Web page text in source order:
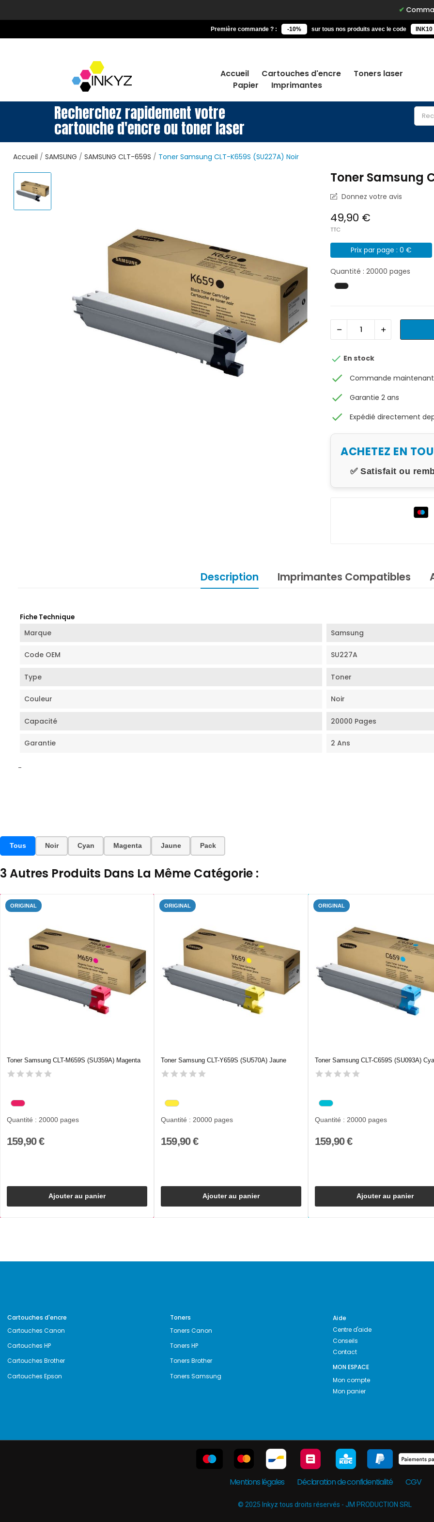
Commandez
Première commande ? : -10% sur tous nos produits avec le code INK10
Accueil Cartouches d'encre
Toners laser
Papier
Imprimantes
Recherchez rapidement votre
cartouche d'encre ou toner laser
Accueil SAMSUNG SAMSUNG CLT-659S Toner Samsung CLT-K659S (SU227A) Noir
Toner Samsung
Donnez votre avis
49,90 €
TTC
Prix par page : 0 €
Quantité : 20000 pages
 En stock
check Commande
check Garantie 2 ans
check Expédié directement
ACHETEZ EN
✅ Satisfait ou
Description Imprimantes Compatibles
Fiche Technique
Marque Samsung
Code OEM SU227A
Type Toner
Couleur Noir
Capacité 20000 Pages
Garantie 2 Ans
-
Tous Noir Cyan Magenta Jaune Pack
3 Autres Produits Dans La Même Catégorie :
ORIGINAL
Toner Samsung CLT-M659S (SU359A) Magenta
Quantité : 20000 pages
159,90 €
Ajouter au panier
ORIGINAL
Toner Samsung CLT-Y659S (SU570A) Jaune
Quantité : 20000 pages
159,90 €
Ajouter au panier
ORIGINAL
Toner Samsung CLT-C659S (SU093A)
Quantité : 20000 pages
159,90 €
Ajouter au panier
Cartouches d'encre
Cartouches Canon
Cartouches HP
Cartouches Brother
Cartouches Epson
Toners
Toners Canon
Toners HP
Toners Brother
Toners Samsung
Aide
Centre d'aide
Conseils
Contact
MON ESPACE
Mon compte
Mon panier
Mentions légales Déclaration de confidentialité CGV
© 2025 Inkyz tous droits réservés - JM PRODUCTION SRL